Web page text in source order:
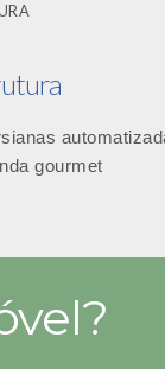
gourmet